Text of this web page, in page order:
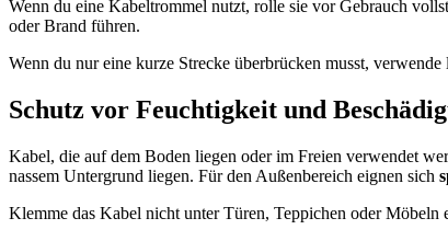
Wenn du eine Kabeltrommel nutzt, rolle sie vor Gebrauch
oder Brand führen.
Wenn du nur eine kurze Strecke überbrücken musst,
Schutz vor Feuchtigkeit und
Kabel, die auf dem Boden liegen oder im Freien verwendet
nassem Untergrund liegen. Für den Außenbereich eignen sich
Klemme das Kabel nicht unter Türen, Teppichen oder Möbeln